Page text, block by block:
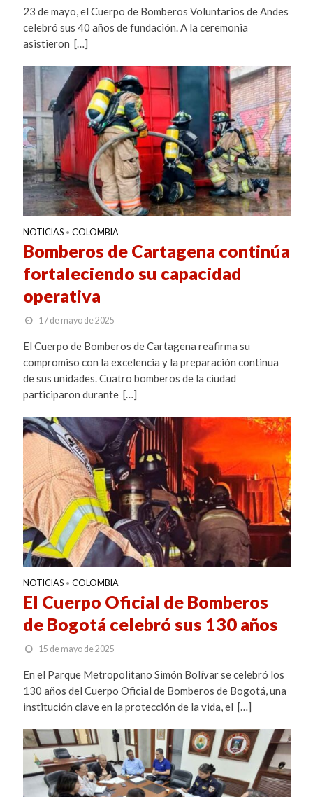
23 de mayo, el Cuerpo de Bomberos Voluntarios de Andes
celebró sus 40 años de fundación. A la ceremonia
asistieron […]
NOTICIAS • COLOMBIA
Bomberos de Cartagena continúa
fortaleciendo su capacidad
operativa
17 de mayo de 2025
El Cuerpo de Bomberos de Cartagena reafirma su
compromiso con la excelencia y la preparación continua
de sus unidades. Cuatro bomberos de la ciudad
participaron durante […]
NOTICIAS • COLOMBIA
El Cuerpo Oficial de Bomberos
de Bogotá celebró sus 130 años
15 de mayo de 2025
En el Parque Metropolitano Simón Bolívar se celebró los
130 años del Cuerpo Oficial de Bomberos de Bogotá, una
institución clave en la protección de la vida, el […]